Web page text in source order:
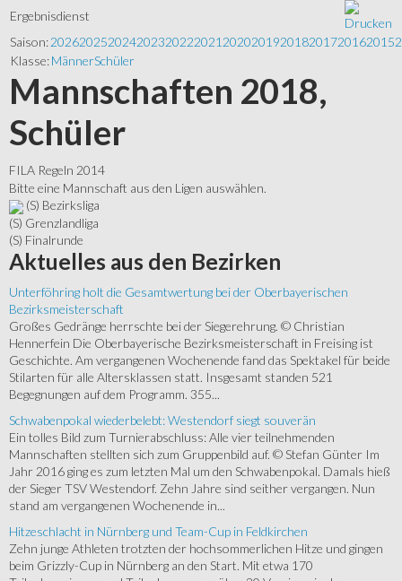
Ergebnisdienst
Saison:202620252024202320222021 202020192018201720162015
Klasse:MännerSchüler
Mannschaften 2018,
Schüler
FILA Regeln 2014
Bitte eine Mannschaft aus den Ligen auswählen.
(S) Bezirksliga
(S) Grenzlandliga
(S) Finalrunde
Aktuelles aus den Bezirken
Unterföhring holt die Gesamtwertung bei der Oberbayerischen
Bezirksmeisterschaft
Großes Gedränge herrschte bei der Siegerehrung. © Christian
Hennerfein Die Oberbayerische Bezirksmeisterschaft in Freising ist
Geschichte. Am vergangenen Wochenende fand das Spektakel für beide
Stilarten für alle Altersklassen statt. Insgesamt standen 521
Begegnungen auf dem Programm. 355...
Schwabenpokal wiederbelebt: Westendorf siegt souverän
Ein tolles Bild zum Turnierabschluss: Alle vier teilnehmenden
Mannschaften stellten sich zum Gruppenbild auf. © Stefan Günter Im
Jahr 2016 ging es zum letzten Mal um den Schwabenpokal. Damals hieß
der Sieger TSV Westendorf. Zehn Jahre sind seither vergangen. Nun
stand am vergangenen Wochenende in...
Hitzeschlacht in Nürnberg und Team-Cup in Feldkirchen
Zehn junge Athleten trotzten der hochsommerlichen Hitze und gingen
beim Grizzly-Cup in Nürnberg an den Start. Mit etwa 170